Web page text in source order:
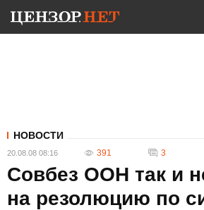
НОВОСТИ
20.08.08 08:16 391 3
Совбез ООН так и
на резолюцию по